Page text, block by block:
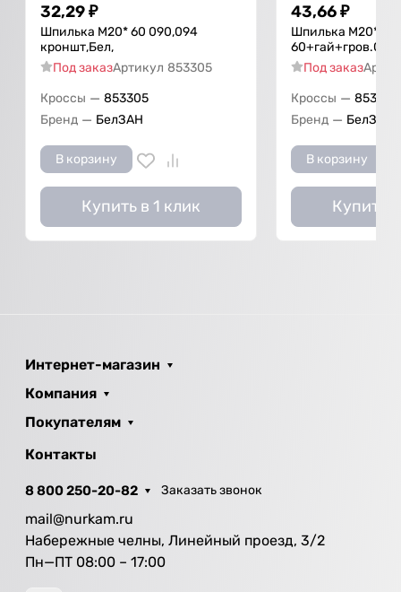
32,29₽
Шпилька М20* 60 090,094
кроншт,Бел,
Под заказАртикул 853305
Кроссы — 853305
Бренд — БелЗАН
В корзину
Купить в 1 клик
43,66₽
Шпилька М20*
Под заказ
Кроссы — 853305
Бренд — БелЗАН
В корзину
Купить
Интернет-магазин
Компания
Покупателям
Контакты
8 800 250-20-82 Заказать звонок
mail@nurkam.ru
Набережные челны, Линейный проезд, 3/2
Пн—ПТ 08:00 – 17:00